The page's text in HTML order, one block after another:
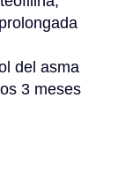
del asma
3 meses